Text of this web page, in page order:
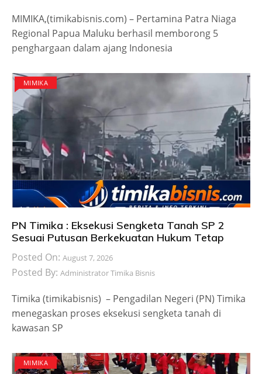
MIMIKA,(timikabisnis.com) – Pertamina Patra Niaga
Regional Papua Maluku berhasil memborong 5
penghargaan dalam ajang Indonesia
MIMIKA
PN Timika : Eksekusi Sengketa Tanah SP 2
Sesuai Putusan Berkekuatan Hukum Tetap
Posted On: August 7, 2026
Posted By: Administrator Timika Bisnis
Timika (timikabisnis) – Pengadilan Negeri (PN) Timika
menegaskan proses eksekusi sengketa tanah di
kawasan SP
MIMIKA